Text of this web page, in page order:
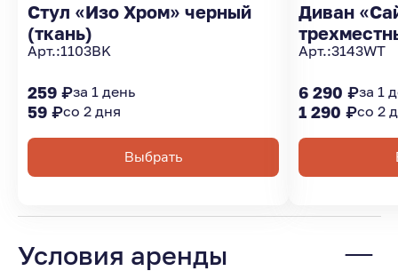
Стул «Изо Хром» черный
(ткань)
Арт.:1103BK
259 ₽за 1 день
59 ₽со 2 дня
Выбрать
Диван
Арт.:3143WT
6 290 ₽за 1
1 290 ₽со 2
Условия аренды